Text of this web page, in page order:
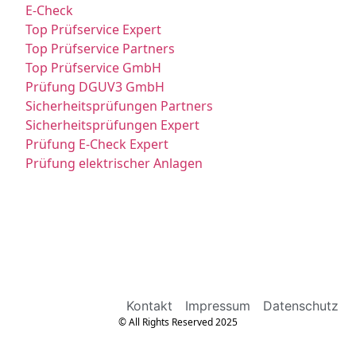
E-Check
Top Prüfservice Expert
Top Prüfservice Partners
Top Prüfservice GmbH
Prüfung DGUV3 GmbH
Sicherheitsprüfungen Partners
Sicherheitsprüfungen Expert
Prüfung E-Check Expert
Prüfung elektrischer Anlagen
Kontakt Impressum Datenschutz
© All Rights Reserved 2025